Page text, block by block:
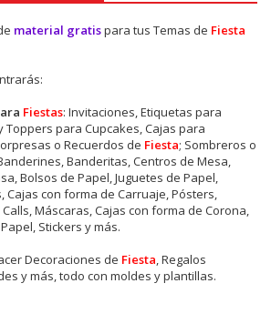
material gratispara tus Temas de Fiesta
Fiestas: Invitaciones, Etiquetas para
Toppers para Cupcakes, Cajas para
o Recuerdos de Fiesta; Sombreros o
Banderitas, Centros de Mesa,
Bolsos de Papel, Juguetes de Papel,
Cajas con forma de Carruaje, Pósters,
Máscaras, Cajas con forma de Corona,
Stickers y más.
Decoraciones de Fiesta, Regalos
y más, todo con moldes y plantillas.